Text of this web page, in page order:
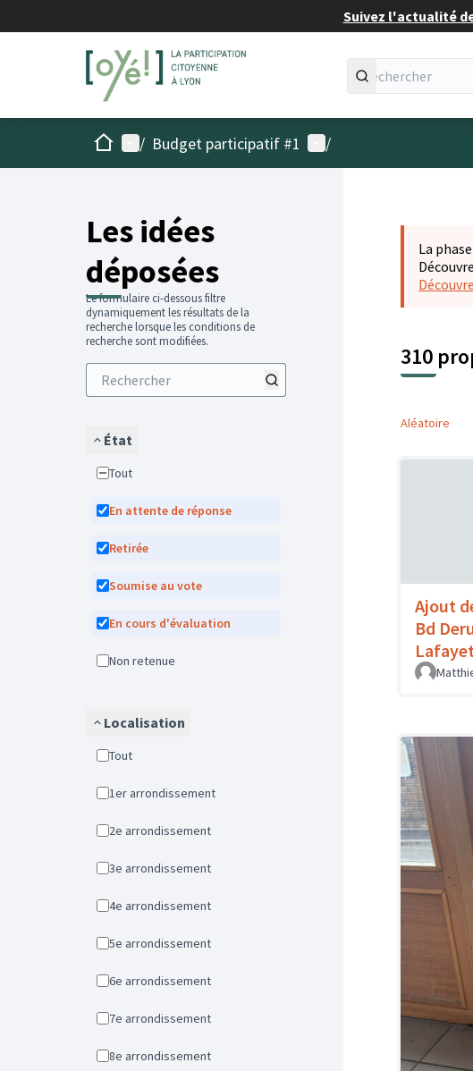
Suivez l'actualité
AccueilMenu principal
/ Budget participatif #1 Menu utilisateur
/
Les idées
déposées
Le formulaire ci-dessous filtre
dynamiquement les résultats de la
recherche lorsque les conditions de
recherche sont modifiées.
État
Tout
En attente de réponse
Retirée
Soumise au vote
En cours d'évaluation
Non retenue
Localisation
Tout
1er arrondissement
2e arrondissement
3e arrondissement
4e arrondissement
5e arrondissement
6e arrondissement
7e arrondissement
8e arrondissement
La
310
Aléatoire
Ajout
Bd